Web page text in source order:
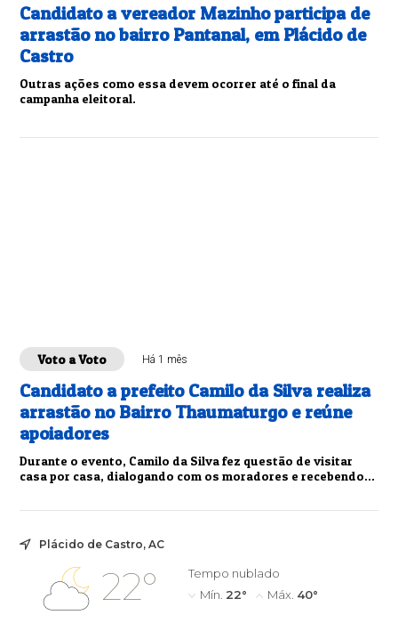
Candidato a vereador Mazinho participa de
arrastão no bairro Pantanal, em Plácido de
Castro
Outras ações como essa devem ocorrer até o final da
campanha eleitoral.
Voto a Voto Há 1 mês
Candidato a prefeito Camilo da Silva realiza
arrastão no Bairro Thaumaturgo e reúne
apoiadores
Durante o evento, Camilo da Silva fez questão de visitar
casa por casa, dialogando com os moradores e recebendo
Plácido de Castro, AC
22°
Tempo nublado
Mín. 22° Máx. 40°